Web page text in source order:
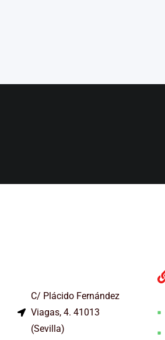
C/ Plácido Fernández
Viagas, 4. 41013
(Sevilla)